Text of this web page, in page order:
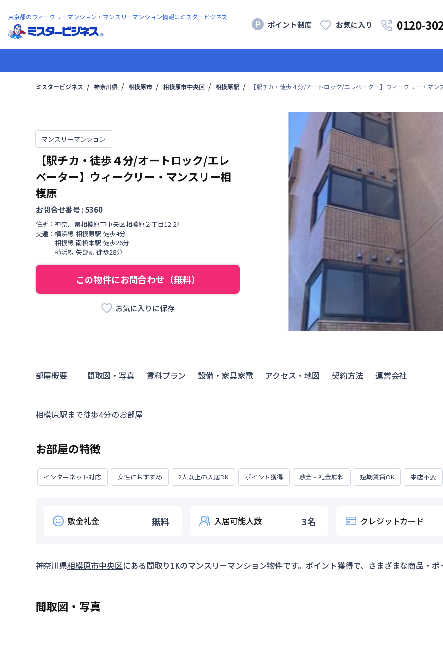
東京都のウィークリーマンション・マンスリーマンション情報はミスタービジネス
ポイント制度 お気に入り 0120-
ミスタービジネス 神奈川県 相模原市 相模原市中央区 相模原駅 【駅チカ・徒歩４分/オートロック/エレベーター】ウィークリー・マン
マンスリーマンション
【駅チカ・徒歩４分/オートロック/エレ
ベーター】ウィークリー・マンスリー相
模原
お問合せ番号 :5360
住所： 神奈川県相模原市中央区相模原２丁目12-24
交通： 横浜線 相模原駅 徒歩4分
相模線 南橋本駅 徒歩26分
横浜線 矢部駅 徒歩28分
この物件にお問合わせ（無料）
お気に入りに保存
部屋概要 間取図・写真 賃料プラン 設備・家具家電 アクセス・地図 契約方法 運営会社
相模原駅まで徒歩4分のお部屋
お部屋の特徴
インターネット対応 女性におすすめ 2人以上の入居OK ポイント獲得 敷金・礼金無料 短期賃貸OK 来店不要
敷金礼金 無料 入居可能人数 3名 クレジットカード
神奈川県相模原市中央区にある間取り1Kのマンスリーマンション物件です。ポイント獲得で、さまざまな商品・
間取図・写真